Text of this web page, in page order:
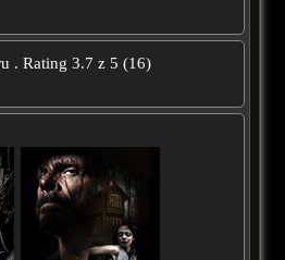
. Rating 3.7 z 5 (16)